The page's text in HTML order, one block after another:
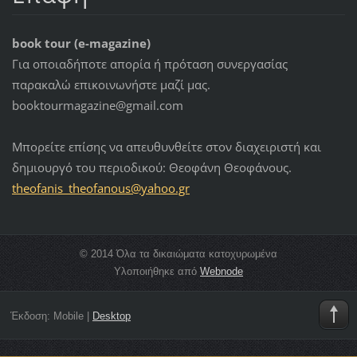
book tour (e-magazine)
Για οποιαδήποτε απορία ή πρόταση συνεργασίας
παρακαλώ επικοινωνήστε μαζί μας.
booktourmagazine@gmail.com
Μπορείτε επίσης να απευθυνθείτε στον διαχειριστή και
δημιουργό του περιοδικού: Θεοφάνη Θεοφάνους.
theofanis_theofanous@yahoo.gr
© 2014 Όλα τα δικαιώματα κατοχυρωμένα
Υλοποιήθηκε από Webnode
Έκδοση: Mobile| Desktop